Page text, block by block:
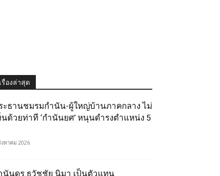
เรื่องล่าสุด
ะธานชมรมกำนัน-ผู้ใหญ่บ้านภาคกลาง ไม่
นด้วยท่าที ‘กำนันยศ’ หนุนดำรงตำแหน่ง 5
หาคม 2026
นันดร.ธวัชชัย นิมา เป็นตัวแทน